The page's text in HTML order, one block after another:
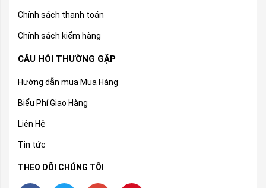
Chính sách thanh toán
Chính sách kiểm hàng
CÂU HỎI THƯỜNG GẶP
Hướng dẫn mua Mua Hàng
Biểu Phí Giao Hàng
Liên Hệ
Tin tức
THEO DÕI CHÚNG TÔI